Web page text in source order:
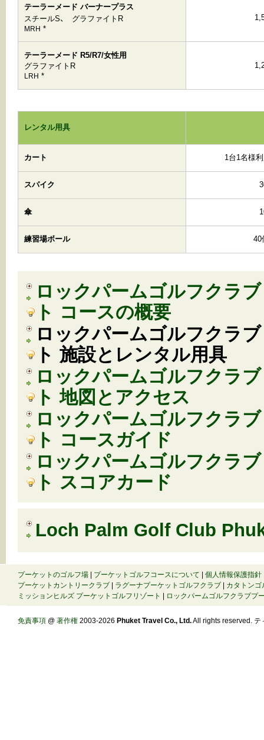
テーラーメード バーナープラス
スチールS、 グラファイトR
MRH *
テーラーメード R5/R7/女性用
グラファイトR
LRH *
レンタル用具
カート 1台1名様
スパイク
傘
練習場ボール 40
ロックパームゴルフクラ
ト コースの概要
ロックパームゴルフクラ
ト 施設とレンタル用具
ロックパームゴルフクラ
ト 地図とアクセス
ロックパームゴルフクラ
ト コースガイド
ロックパームゴルフクラ
ト スコアカード
Loch Palm Golf Club
プーケットのゴルフ場 プーケットゴルフコースについて 個人情報保護指針
プーケットカントリークラブ
ラグーナプーケットゴルフクラブ
カタトンゴ
ミッションヒルズ プーケットゴルフリゾート
ロックパームゴルフクラブプ
免責事項 @ 著作権 2003-2026 Phuket Travel Co., Ltd.All rights reserved. テ